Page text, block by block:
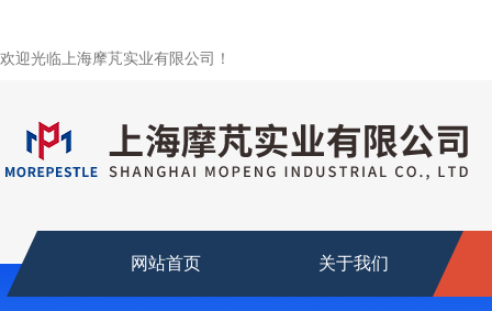
欢迎光临上海摩芃实业有限公司！
网站首页 关于我们